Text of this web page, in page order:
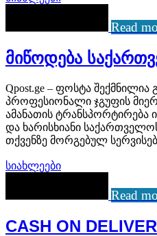
Read
მიწოდება
Qpost.ge – ფოსტა
პროფესიონალი ჯგუფის
ამანათის ტრანსპორტირება
და ხარისხიანი
თქვენზე მორგებულ
სიახლეები
Read
CASH ON